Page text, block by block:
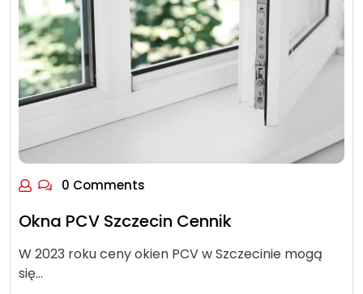
0 Comments
Okna PCV Szczecin Cennik
W 2023 roku ceny okien PCV w Szczecinie mogą
się…